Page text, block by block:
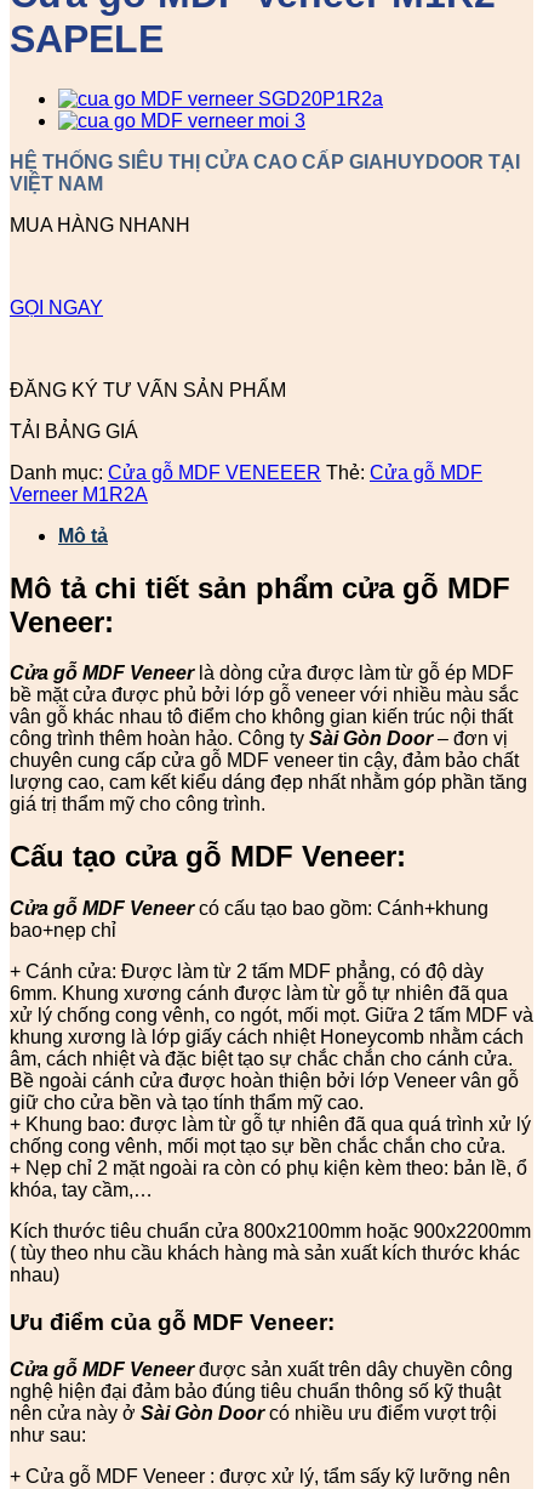
SAPELE
HỆ THỐNG SIÊU THỊ CỬA CAO CẤP GIAHUYDOOR TẠI
VIỆT NAM
MUA HÀNG NHANH
GỌI NGAY
ĐĂNG KÝ TƯ VẤN SẢN PHẨM
TẢI BẢNG GIÁ
Danh mục: Cửa gỗ MDF VENEEER Thẻ: Cửa gỗ MDF
Verneer M1R2A
Mô tả
Mô tả chi tiết sản phẩm cửa gỗ MDF
Veneer:
Cửa gỗ MDF Veneerlà dòng cửa được làm từ gỗ ép MDF
bề mặt cửa được phủ bởi lớp gỗ veneer với nhiều màu sắc
vân gỗ khác nhau tô điểm cho không gian kiến trúc nội thất
công trình thêm hoàn hảo. Công ty Sài Gòn Door– đơn vị
chuyên cung cấp cửa gỗ MDF veneer tin cậy, đảm bảo chất
lượng cao, cam kết kiểu dáng đẹp nhất nhằm góp phần tăng
giá trị thẩm mỹ cho công trình.
Cấu tạo cửa gỗ MDF Veneer:
Cửa gỗ MDF Veneercó cấu tạo bao gồm: Cánh+khung
bao+nẹp chỉ
+ Cánh cửa: Được làm từ 2 tấm MDF phẳng, có độ dày
6mm. Khung xương cánh được làm từ gỗ tự nhiên đã qua
xử lý chống cong vênh, co ngót, mối mọt. Giữa 2 tấm MDF và
khung xương là lớp giấy cách nhiệt Honeycomb nhằm cách
âm, cách nhiệt và đặc biệt tạo sự chắc chắn cho cánh cửa.
Bề ngoài cánh cửa được hoàn thiện bởi lớp Veneer vân gỗ
giữ cho cửa bền và tạo tính thẩm mỹ cao.
+ Khung bao: được làm từ gỗ tự nhiên đã qua quá trình xử lý
chống cong vênh, mối mọt tạo sự bền chắc chắn cho cửa.
+ Nẹp chỉ 2 mặt ngoài ra còn có phụ kiện kèm theo: bản lề, ổ
khóa, tay cầm,…
Kích thước tiêu chuẩn cửa 800x2100mm hoặc 900x2200mm
( tùy theo nhu cầu khách hàng mà sản xuất kích thước khác
nhau)
Ưu điểm của gỗ MDF Veneer:
Cửa gỗ MDF Veneerđược sản xuất trên dây chuyền công
nghệ hiện đại đảm bảo đúng tiêu chuẩn thông số kỹ thuật
nên cửa này ở Sài Gòn Doorcó nhiều ưu điểm vượt trội
như sau:
+ Cửa gỗ MDF Veneer : được xử lý, tẩm sấy kỹ lưỡng nên